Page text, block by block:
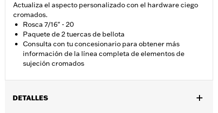
Actualiza el aspecto personalizado con el hardware ciego
cromados.
Rosca 7/16" - 20
Paquete de 2 tuercas de bellota
Consulta con tu concesionario para obtener más
información de la línea completa de elementos de
sujeción cromados
DETALLES